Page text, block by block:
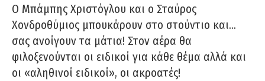
O Μπάμπης Χριστόγλου και ο Σταύρος
Χονδροθύμιος μπουκάρουν στο στούντιο και…
σας ανοίγουν τα μάτια! Στον αέρα θα
φιλοξενούνται οι ειδικοί για κάθε θέμα αλλά και
οι «αληθινοί ειδικοί», οι ακροατές!